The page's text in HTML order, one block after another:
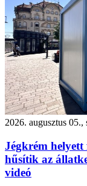
2026. augusztus 05.,
Jégkrém helyett
hűsítik az
videó